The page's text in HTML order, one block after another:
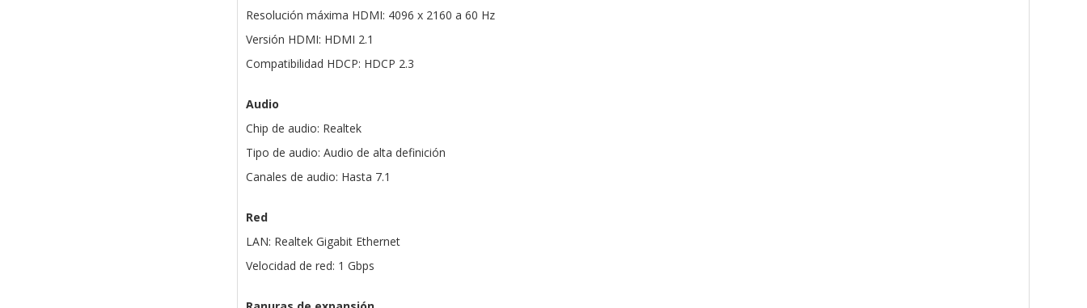
Resolución máxima HDMI: 4096 x 2160 a 60 Hz
Versión HDMI: HDMI 2.1
Compatibilidad HDCP: HDCP 2.3
Audio
Chip de audio: Realtek
Tipo de audio: Audio de alta definición
Canales de audio: Hasta 7.1
Red
LAN: Realtek Gigabit Ethernet
Velocidad de red: 1 Gbps